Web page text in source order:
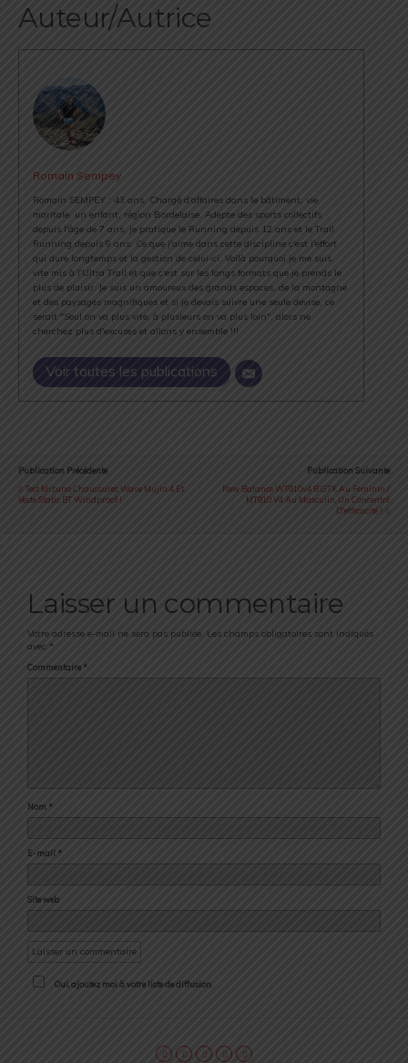
Auteur/Autrice
Romain Sempey
Romain SEMPEY : 43 ans, Chargé d'affaires dans le bâtiment, vie
maritale, un enfant, région Bordelaise. Adepte des sports collectifs
depuis l'âge de 7 ans, je pratique le Running depuis 12 ans et le Trail
Running depuis 9 ans. Ce que j'aime dans cette discipline c'est l'effort
qui dure longtemps et la gestion de celui-ci. Voilà pourquoi je me suis
vite mis à l'Ultra Trail et que c'est sur les longs formats que je prends le
plus de plaisir. Je suis un amoureux des grands espaces, de la montagne
et des paysages magnifiques et si je devais suivre une seule devise, ce
serait "Seul on va plus vite, à plusieurs on va plus loin", alors ne
cherchez plus d'excuses et allons y ensemble !!!
Voir toutes les publications
Publication Précédente
Test Mizuno Chaussures Wave Mujin 4 Et
Veste Static BT Windproof !
Publication Suivante
New Balance WT910v4 B GTX Au Féminin /
MT910 V4 Au Masculin, Un Concentré
D'efficacité !
Laisser un commentaire
Votre adresse e-mail ne sera pas publiée. Les champs obligatoires sont indiqués
avec *
Commentaire *
Nom *
E-mail *
Site web
Oui, ajoutez moi à votre liste de diffusion.